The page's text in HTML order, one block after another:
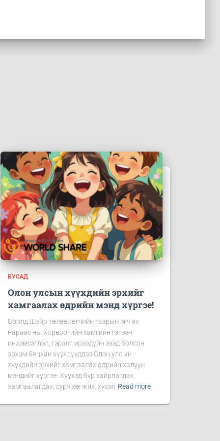
БУСАД
Олон улсын хүүхдийн эрхийг
хамгаалах өдрийн мэнд хүргэе!
Ворлд Шэйр төлөөлөгчийн газрын эгч ах
нараас нь: Хорвоогийн хамгийн гэгээн
инээмсэглэл, гэрэлт ирээдүйн эзэд болсон
эрхэм бяцхан хүүхдүүддээ Олон улсын
хүүхдийн эрхийг хамгаалах өдрийн халуун
мэндийг хүргэе. Хүүхэд бүр хайрлагдах,
хамгаалагдах, сурч хөгжих, хүсэл Read more